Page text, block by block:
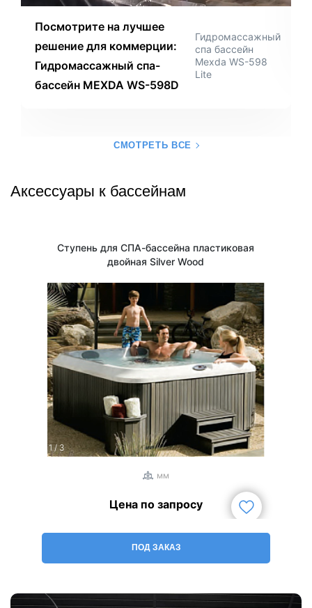
Посмотрите на лучшее
решение для коммерции:
Гидромассажный спа-
бассейн MEXDA WS-598D
Гидромассажный
спа бассейн
Mexda WS-598
Lite
СМОТРЕТЬ ВСЕ
Аксессуары к бассейнам
Ступень для СПА-бассейна пластиковая
двойная Silver Wood
1/3
мм
Цена по запросу
ПОД ЗАКАЗ